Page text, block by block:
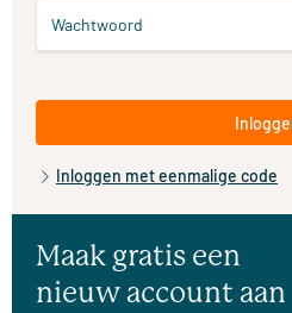
Wachtwoord
Inloggen met eenmalige code
Maak gratis een
nieuw account aan